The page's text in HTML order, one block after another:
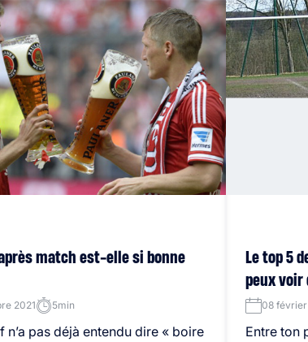
match est-elle si bonne
2021 5min
n’a pas déjà entendu dire « boire
Le top 5
peux voir
08 février
Entre ton